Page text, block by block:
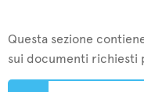
Questa sezione
sui documenti richiesti